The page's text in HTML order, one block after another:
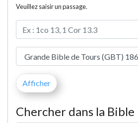
Veuillez saisir un passage.
Chercher dans la Bible